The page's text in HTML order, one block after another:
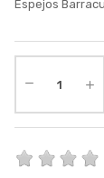
Espejos